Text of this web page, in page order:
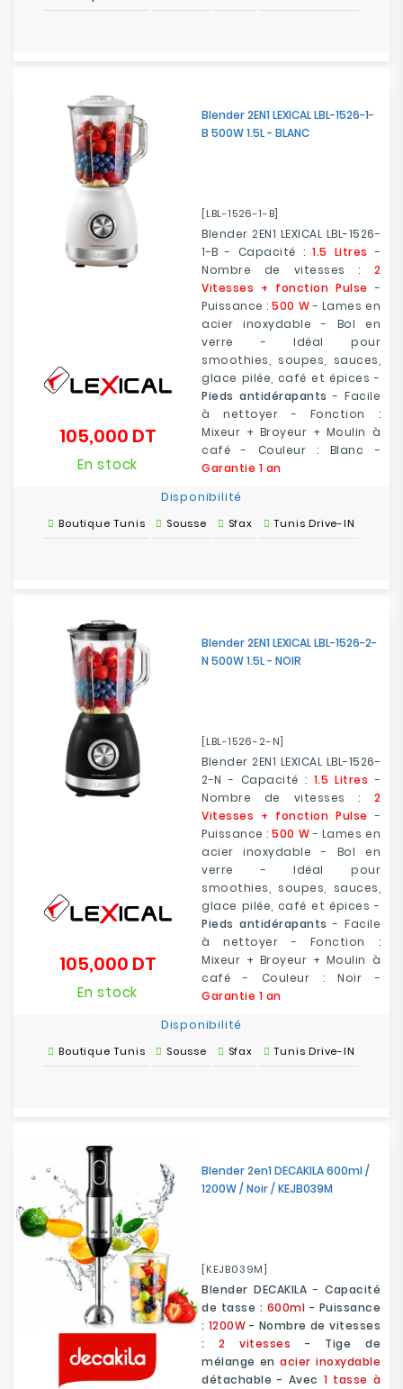
Blender 2EN1 LEXICAL LBL-1526-1-
B 500W 1.5L - BLANC
[LBL-1526-1-B]
Blender 2EN1 LEXICAL LBL-1526-
1-B - Capacité :1.5 Litres -
Nombre de vitesses : 2
Vitesses + fonction Pulse -
Puissance :500 W- Lames en
acier inoxydable - Bol en
verre - Idéal pour
smoothies, soupes, sauces,
glace pilée, café et épices -
Pieds antidérapants - Facile
à nettoyer - Fonction :
Mixeur + Broyeur + Moulin à
café - Couleur : Blanc -
Garantie 1 an
105,000 DTPrix
En stock
Disponibilité
Boutique Tunis Sousse Sfax Tunis Drive-IN
Blender 2EN1 LEXICAL LBL-1526-2-
N 500W 1.5L - NOIR
[LBL-1526-2-N]
Blender 2EN1 LEXICAL LBL-1526-
2-N - Capacité : 1.5 Litres -
Nombre de vitesses : 2
Vitesses + fonction Pulse -
Puissance :500 W- Lames en
acier inoxydable - Bol en
verre - Idéal pour
smoothies, soupes, sauces,
glace pilée, café et épices -
Pieds antidérapants - Facile
à nettoyer - Fonction :
Mixeur + Broyeur + Moulin à
café - Couleur : Noir -
Garantie 1 an
105,000 DTPrix
En stock
Disponibilité
Boutique Tunis Sousse Sfax Tunis Drive-IN
Blender 2en1 DECAKILA 600ml /
1200W / Noir / KEJB039M
[KEJB039M]
Blender DECAKILA - Capacité
de tasse : 600ml - Puissance
: 1200W - Nombre de vitesses
:2 vitesses - Tige de
mélange enacier inoxydable
détachable - Avec 1 tasse à